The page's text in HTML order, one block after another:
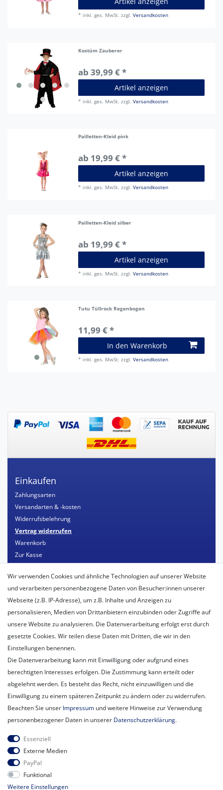
* inkl. ges. MwSt. zzgl.Versandkosten
Kostüm Zauberer
ab 39,99 € *
Artikel anzeigen
* inkl. ges. MwSt. zzgl.Versandkosten
Pailletten-Kleid pink
ab 19,99 € *
Artikel anzeigen
* inkl. ges. MwSt. zzgl.Versandkosten
Pailletten-Kleid silber
ab 19,99 € *
Artikel anzeigen
* inkl. ges. MwSt. zzgl.Versandkosten
Tutu Tüllrock Regenbogen
11,99 € *
In den Warenkorb
* inkl. ges. MwSt. zzgl.Versandkosten
Einkaufen
Zahlungsarten
Versandarten & -kosten
Widerrufsbelehrung
Vertrag widerrufen
Warenkorb
Zur Kasse
Mein Konto
Registrieren
Login
Unternehmen
Unser Ballon-Lieferservice
Unsere Mitarbeiter
Datenschutzerklärung
AGB
Impressum
Newsletter
Newsletter
Honig
Hiermit bestätige ich, dass ich die
Meine Einwilligung kann ich jederzeit widerrufen.**
Wir verwenden Cookies und ähnliche Technologien auf unserer Website
und verarbeiten personenbezogene Daten von Besucher:innen unserer
Webseite (z.B. IP-Adresse), um z.B. Inhalte und Anzeigen zu
personalisieren, Medien von Drittanbietern einzubinden oder Zugriffe auf
unsere Website zu analysieren. Die Datenverarbeitung erfolgt erst durch
gesetzte Cookies. Wir teilen diese Daten mit Dritten, die wir in den
Einstellungen benennen.
Die Datenverarbeitung kann mit Einwilligung oder aufgrund eines
berechtigten Interesses erfolgen. Die Zustimmung kann erteilt oder
abgelehnt werden. Es besteht das Recht, nicht einzuwilligen und die
Einwilligung zu einem späteren Zeitpunkt zu ändern oder zu widerrufen.
Beachten Sie unser Impressum und weitere Hinweise zur Verwendung
personenbezogener Daten in unserer Daten­schutz­erklärung.
Essenziell
Externe Medien
PayPal
Funktional
Weitere Einstellungen